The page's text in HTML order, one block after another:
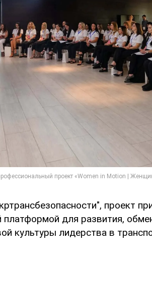
проект
платформой для развития,
культуры лидерства в